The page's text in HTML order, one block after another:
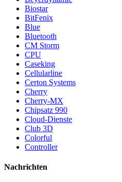
Biostar
BitFenix
Blue
Bluetooth
CM Storm
CPU
Caseking
Cellularline
Certon Systems
Cherry
Cherry-MX
Chipsatz 990
Cloud-Dienste
Club 3D
Colorful
Controller
Nachrichten